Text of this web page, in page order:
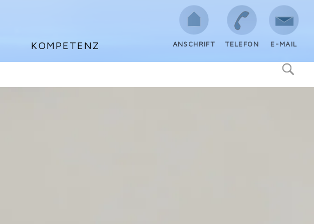
ANSCHRIFT TELEFON E-MAIL
KOMPETENZ